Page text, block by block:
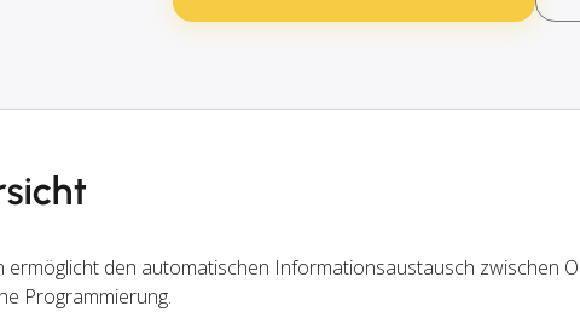
ermöglicht den automatischen Informationsaustausch zwischen
Programmierung.